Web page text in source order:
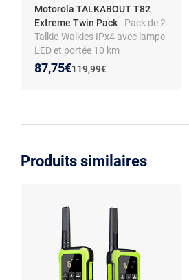
Motorola TALKABOUT T82
Extreme Twin Pack- Pack de 2
Talkie-Walkies IPx4 avec lampe
LED et portée 10 km
Ancien prix :
119,99€
Nouveau prix :
87,75€
Réduction de :
Produits similaires